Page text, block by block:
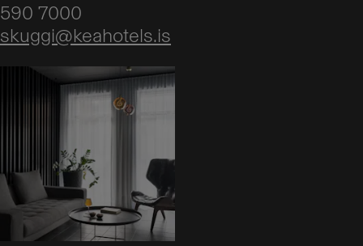
590 7000
skuggi@keahotels.is